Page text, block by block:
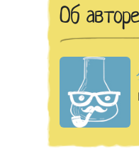
Об